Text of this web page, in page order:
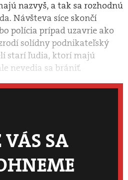
nazvyš, a tak sa rozhodnú
Návšteva síce skončí
polícia prípad uzavrie ako
solídny podnikateľský
starí ľudia, ktorí majú
nevedia sa brániť.
VÁS SA